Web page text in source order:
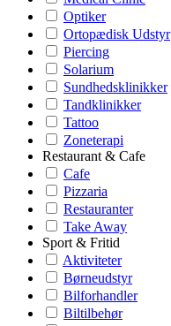
Optiker
Ortopædisk Udstyr
Piercing
Solarium
Sundhedsklinikker
Tandklinikker
Tattoo
Zoneterapi
Restaurant & Cafe
Cafe
Pizzaria
Restauranter
Take Away
Sport & Fritid
Aktiviteter
Børneudstyr
Bilforhandler
Biltilbehør